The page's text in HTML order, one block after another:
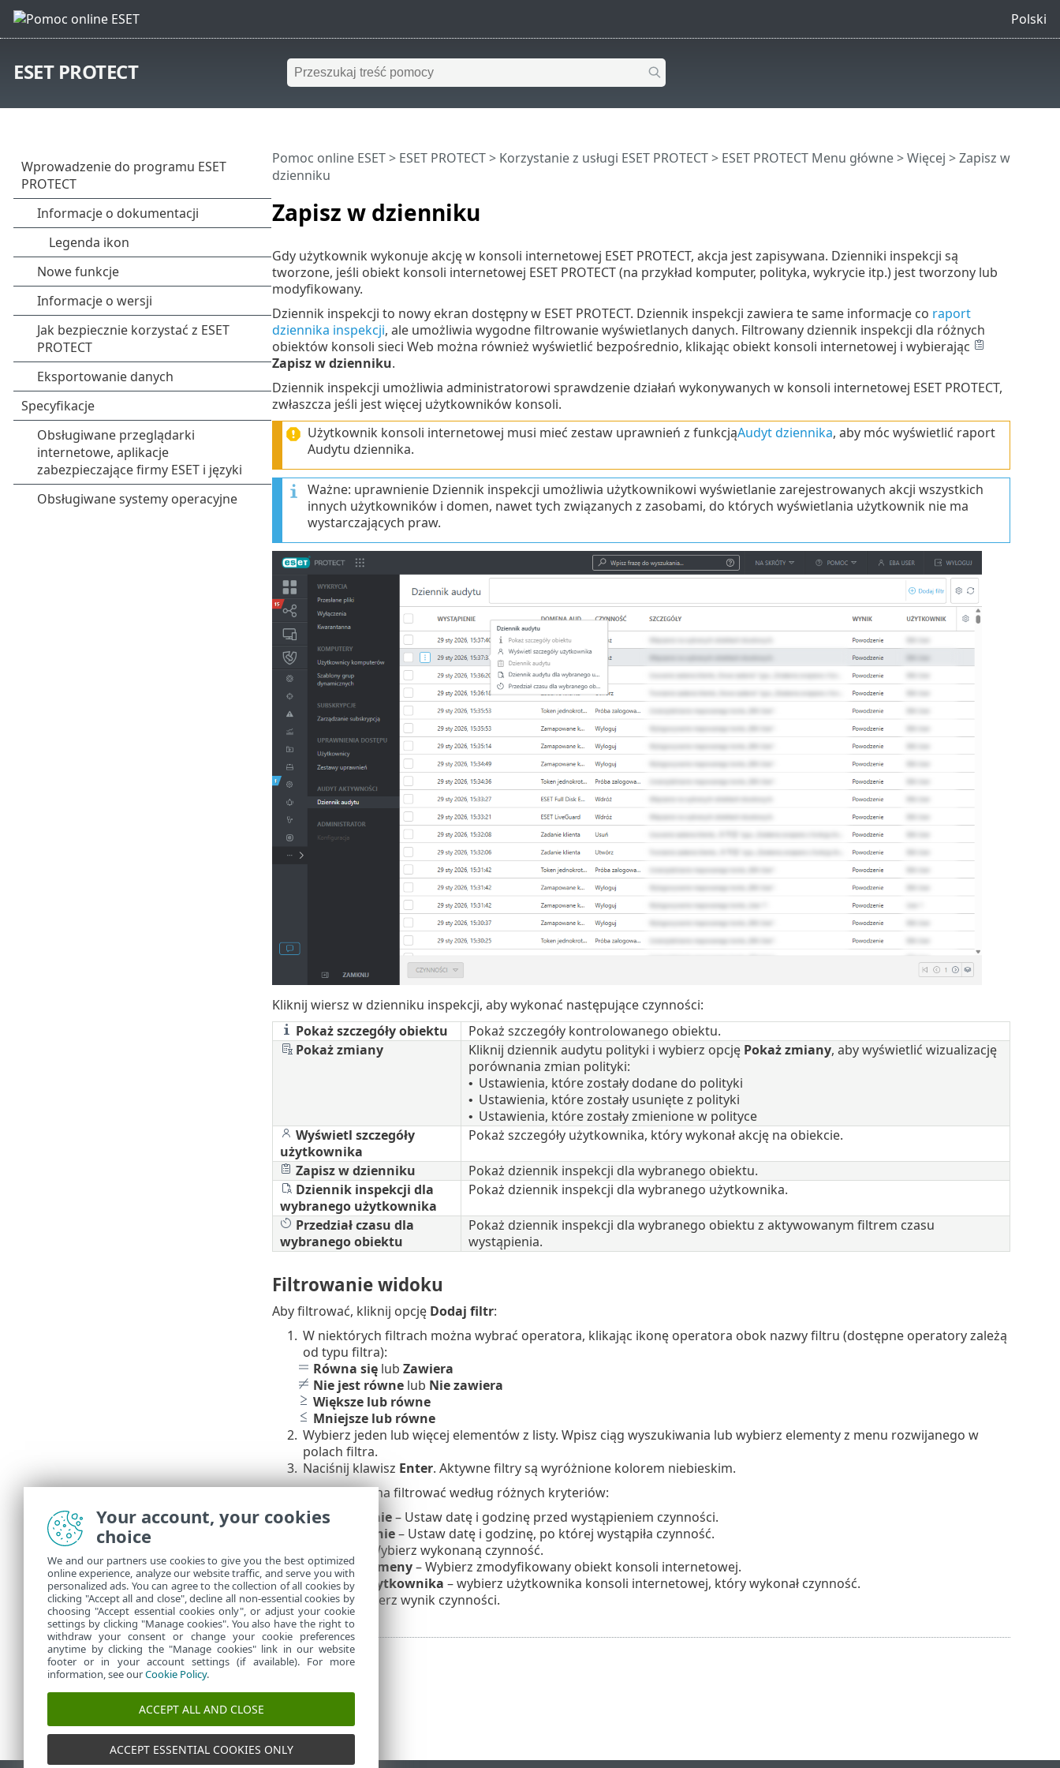
Polski
ESET PROTECT
Zapisz w dzienniku
Pomoc online ESET> ESET PROTECT> Korzystanie z usługi ESET PROTECT> ESET PROTECT Menu główne>Więcej > Zapisz w
dzienniku
Gdy użytkownik wykonuje akcję w konsoli internetowej ESET PROTECT, akcja jest zapisywana. Dzienniki inspekcji są
tworzone, jeśli obiekt konsoli internetowej ESET PROTECT (na przykład komputer, polityka, wykrycie itp.) jest tworzony lub
modyfikowany.
Dziennik inspekcji to nowy ekran dostępny w ESET PROTECT. Dziennik inspekcji zawiera te same informacje co raport
dziennika inspekcji, ale umożliwia wygodne filtrowanie wyświetlanych danych. Filtrowany dziennik inspekcji dla różnych
obiektów konsoli sieci Web można również wyświetlić bezpośrednio, klikając obiekt konsoli internetowej i wybierając
Zapisz w dzienniku.
Dziennik inspekcji umożliwia administratorowi sprawdzenie działań wykonywanych w konsoli internetowej ESET PROTECT,
zwłaszcza jeśli jest więcej użytkowników konsoli.
Użytkownik konsoli internetowej musi mieć zestaw uprawnień z funkcjąAudyt dziennika, aby móc wyświetlić raport
Audytu dziennika.
Ważne: uprawnienie Dziennik inspekcji umożliwia użytkownikowi wyświetlanie zarejestrowanych akcji wszystkich
innych użytkowników i domen, nawet tych związanych z zasobami, do których wyświetlania użytkownik nie ma
wystarczających praw.
Kliknij wiersz w dzienniku inspekcji, aby wykonać następujące czynności:
Pokaż szczegóły obiektu
Pokaż szczegóły kontrolowanego obiektu.
Pokaż zmiany
Kliknij dziennik audytu polityki i wybierz opcję Pokaż zmiany, aby wyświetlić wizualizację
porównania zmian polityki:
• Ustawienia, które zostały dodane do polityki
• Ustawienia, które zostały usunięte z polityki
• Ustawienia, które zostały zmienione w polityce
Wyświetl szczegóły
użytkownika
Pokaż szczegóły użytkownika, który wykonał akcję na obiekcie.
Zapisz w dzienniku
Pokaż dziennik inspekcji dla wybranego obiektu.
Dziennik inspekcji dla
wybranego użytkownika
Pokaż dziennik inspekcji dla wybranego użytkownika.
Przedział czasu dla
wybranego obiektu
Pokaż dziennik inspekcji dla wybranego obiektu z aktywowanym filtrem czasu
wystąpienia.
Filtrowanie widoku
Aby filtrować, kliknij opcję Dodaj filtr:
1. W niektórych filtrach można wybrać operatora, klikając ikonę operatora obok nazwy filtru (dostępne operatory zależą
od typu filtra):
Równa sięlub Zawiera
Nie jest równelub Nie zawiera
Większe lub równe
Mniejsze lub równe
2. Wybierz jeden lub więcej elementów z listy. Wpisz ciąg wyszukiwania lub wybierz elementy z menu rozwijanego w
polach filtra.
3. Naciśnij klawisz Enter. Aktywne filtry są wyróżnione kolorem niebieskim.
Widok tabeli można filtrować według różnych kryteriów:
• <= Wystąpienie– Ustaw datę i godzinę przed wystąpieniem czynności.
> = Wystąpienie– Ustaw datę i godzinę, po której wystąpiła czynność.
– Wybierz wykonaną czynność.
• Inspekcja domeny– Wybierz zmodyfikowany obiekt konsoli internetowej.
• Inspekcja użytkownika – wybierz użytkownika konsoli internetowej, który wykonał czynność.
• Wynik– Wybierz wynik czynności.
Your account, your cookies
choice
We and our partners use cookies to give you the best optimized
online experience, analyze our website traffic, and serve you with
personalized ads. You can agree to the collection of all cookies by
clicking "Accept all and close", decline all non-essential cookies by
choosing "Accept essential cookies only", or adjust your cookie
settings by clicking "Manage cookies". You also have the right to
withdraw your consent or change your cookie preferences
anytime by clicking the "Manage cookies" link in our website
footer or in your account settings (if available). For more
information, see ourCookie Policy.
ACCEPT ALL AND CLOSE
ACCEPT ESSENTIAL COOKIES ONLY